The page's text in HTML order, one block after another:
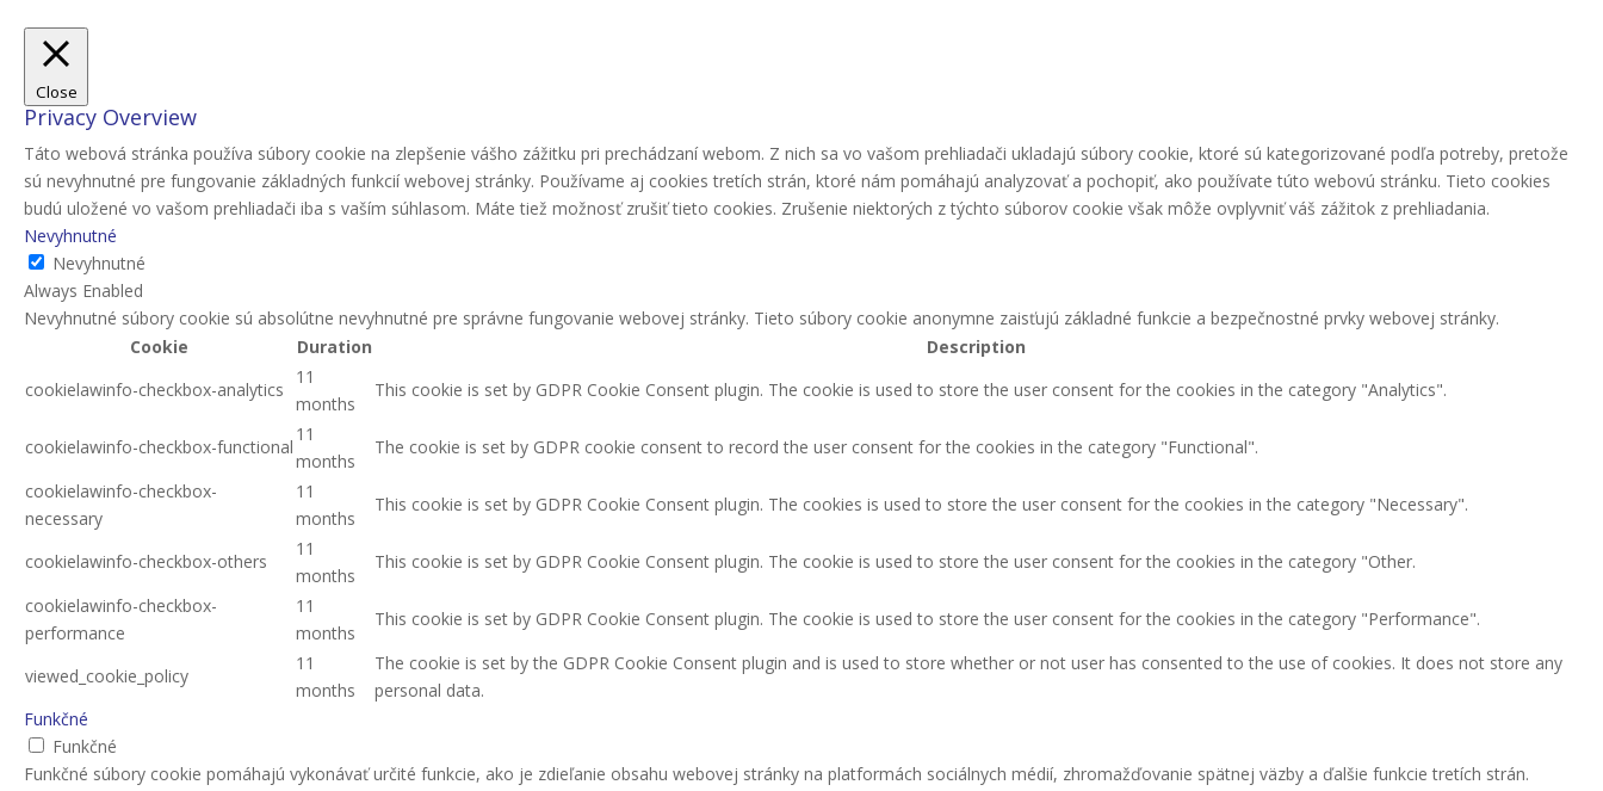
Close
Privacy Overview
Táto webová stránka používa súbory cookie na zlepšenie vášho zážitku pri prechádzaní webom. Z nich sa vo vašom prehliadači ukladajú súbory cookie, ktoré sú kategorizované podľa potreby, pretože
sú nevyhnutné pre fungovanie základných funkcií webovej stránky. Používame aj cookies tretích strán, ktoré nám pomáhajú analyzovať a pochopiť, ako používate túto webovú stránku. Tieto cookies
budú uložené vo vašom prehliadači iba s vaším súhlasom. Máte tiež možnosť zrušiť tieto cookies. Zrušenie niektorých z týchto súborov cookie však môže ovplyvniť váš zážitok z prehliadania.
Nevyhnutné
Nevyhnutné
Always Enabled
Nevyhnutné súbory cookie sú absolútne nevyhnutné pre správne fungovanie webovej stránky. Tieto súbory cookie anonymne zaisťujú základné funkcie a bezpečnostné prvky webovej stránky.
Cookie
Duration
Description
cookielawinfo-checkbox-analytics
11
months
This cookie is set by GDPR Cookie Consent plugin. The cookie is used to store the user consent for the cookies in the category "Analytics".
cookielawinfo-checkbox-functional
11
months
The cookie is set by GDPR cookie consent to record the user consent for the cookies in the category "Functional".
cookielawinfo-checkbox-
necessary
11
months
This cookie is set by GDPR Cookie Consent plugin. The cookies is used to store the user consent for the cookies in the category "Necessary".
cookielawinfo-checkbox-others
11
months
This cookie is set by GDPR Cookie Consent plugin. The cookie is used to store the user consent for the cookies in the category "Other.
cookielawinfo-checkbox-
performance
11
months
This cookie is set by GDPR Cookie Consent plugin. The cookie is used to store the user consent for the cookies in the category "Performance".
viewed_cookie_policy
11
months
The cookie is set by the GDPR Cookie Consent plugin and is used to store whether or not user has consented to the use of cookies. It does not store any
personal data.
Funkčné
Funkčné
Funkčné súbory cookie pomáhajú vykonávať určité funkcie, ako je zdieľanie obsahu webovej stránky na platformách sociálnych médií, zhromažďovanie spätnej väzby a ďalšie funkcie tretích strán.